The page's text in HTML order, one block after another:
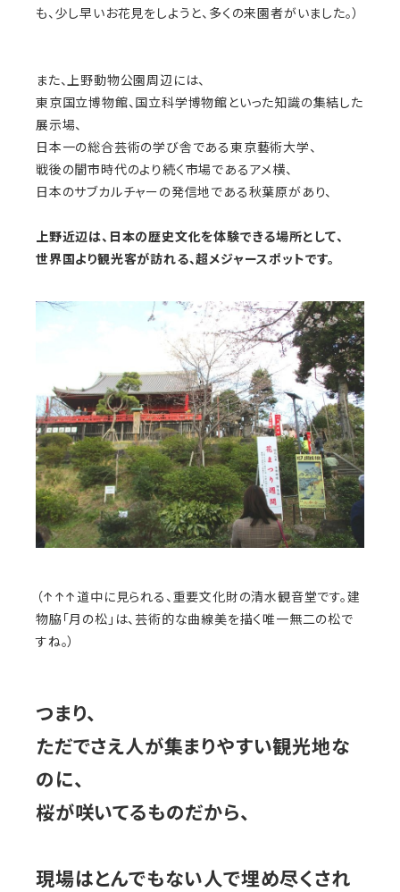
も、少し早いお花見をしようと、多くの来園者がいました。）
また、上野動物公園周辺には、
東京国立博物館、国立科学博物館といった知識の集結した
展示場、
日本一の総合芸術の学び舎である東京藝術大学、
戦後の闇市時代のより続く市場であるアメ横、
日本のサブカルチャーの発信地である秋葉原があり、
上野近辺は、日本の歴史文化を体験できる場所として、
世界国より観光客が訪れる、超メジャースポットです。
（↑↑↑道中に見られる、重要文化財の清水観音堂です。建
物脇「月の松」は、芸術的な曲線美を描く唯一無二の松で
すね。）
つまり、
ただでさえ人が集まりやすい観光地な
のに、
桜が咲いてるものだから、
現場はとんでもない人で埋め尽くされ